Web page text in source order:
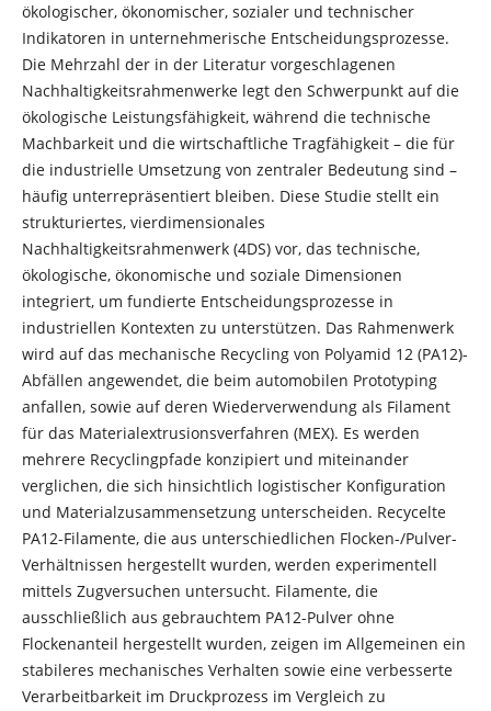
ökologischer, ökonomischer, sozialer und technischer
Indikatoren in unternehmerische Entscheidungsprozesse.
Die Mehrzahl der in der Literatur vorgeschlagenen
Nachhaltigkeitsrahmenwerke legt den Schwerpunkt auf die
ökologische Leistungsfähigkeit, während die technische
Machbarkeit und die wirtschaftliche Tragfähigkeit – die für
die industrielle Umsetzung von zentraler Bedeutung sind –
häufig unterrepräsentiert bleiben. Diese Studie stellt ein
strukturiertes, vierdimensionales
Nachhaltigkeitsrahmenwerk (4DS) vor, das technische,
ökologische, ökonomische und soziale Dimensionen
integriert, um fundierte Entscheidungsprozesse in
industriellen Kontexten zu unterstützen. Das Rahmenwerk
wird auf das mechanische Recycling von Polyamid 12 (PA12)-
Abfällen angewendet, die beim automobilen Prototyping
anfallen, sowie auf deren Wiederverwendung als Filament
für das Materialextrusionsverfahren (MEX). Es werden
mehrere Recyclingpfade konzipiert und miteinander
verglichen, die sich hinsichtlich logistischer Konfiguration
und Materialzusammensetzung unterscheiden. Recycelte
PA12-Filamente, die aus unterschiedlichen Flocken-/Pulver-
Verhältnissen hergestellt wurden, werden experimentell
mittels Zugversuchen untersucht. Filamente, die
ausschließlich aus gebrauchtem PA12-Pulver ohne
Flockenanteil hergestellt wurden, zeigen im Allgemeinen ein
stabileres mechanisches Verhalten sowie eine verbesserte
Verarbeitbarkeit im Druckprozess im Vergleich zu